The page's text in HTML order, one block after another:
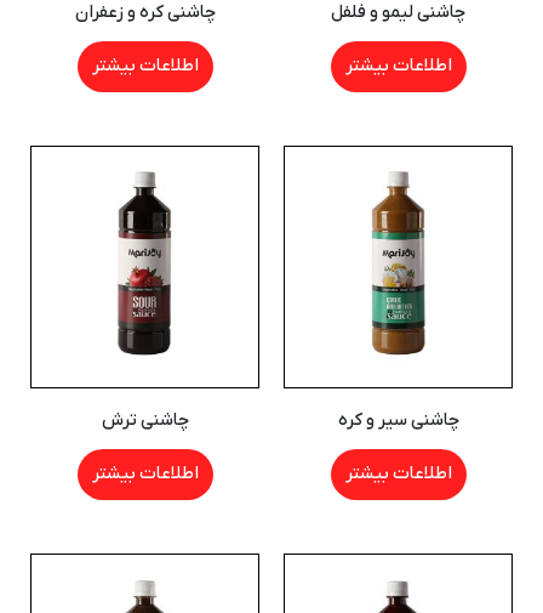
چاشنی لیمو و فلفل
اطلاعات بیشتر
چاشنی کره و زعفران
اطلاعات بیشتر
چاشنی سیر و کره
اطلاعات بیشتر
چاشنی ترش
اطلاعات بیشتر